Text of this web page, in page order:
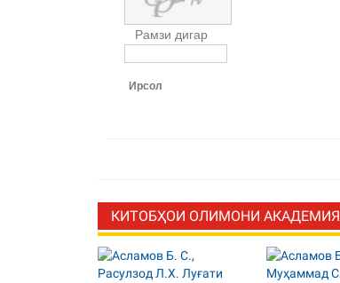
Рамзи дигар
Ирсол
КИТОБҲОИ ОЛИМОНИ АКАДЕМИЯ